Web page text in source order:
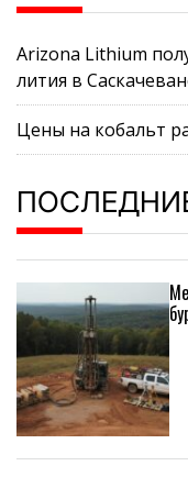
Arizona Lithium
лития в
Цены на кобальт